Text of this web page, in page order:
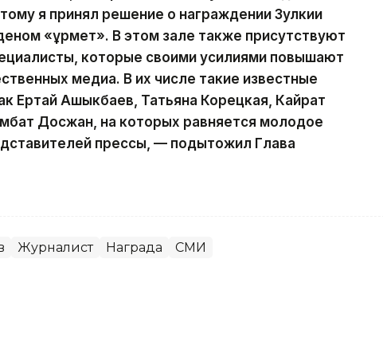
я принял решение о награждении Зулкии
«Құрмет». В этом зале также присутствуют
которые своими усилиями повышают
медиа. В их числе такие известные
Ертай Ашыкбаев, Татьяна Корецкая, Кайрат
Досжан, на которых равняется молодое
прессы, — подытожил Глава
Журналист Награда СМИ